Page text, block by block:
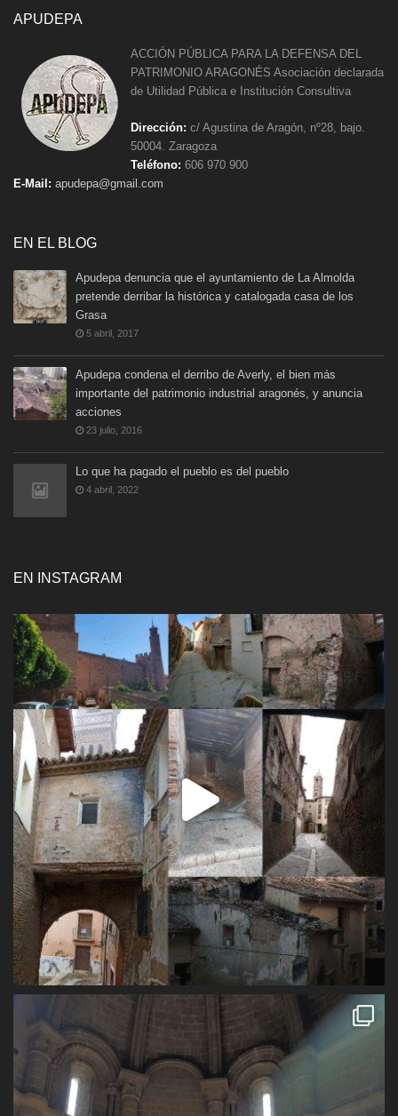
APUDEPA
ACCIÓN PÚBLICA PARA LA DEFENSA DEL
PATRIMONIO ARAGONÉS Asociación declarada
de Utilidad Pública e Institución Consultiva
Dirección: c/ Agustina de Aragón, nº28, bajo.
50004. Zaragoza
Teléfono: 606 970 900
E-Mail: apudepa@gmail.com
EN EL BLOG
Apudepa denuncia que el ayuntamiento de La Almolda
pretende derribar la histórica y catalogada casa de los
Grasa
5 abril, 2017
Apudepa condena el derribo de Averly, el bien más
importante del patrimonio industrial aragonés, y anuncia
acciones
23 julio, 2016
Lo que ha pagado el pueblo es del pueblo
4 abril, 2022
EN INSTAGRAM